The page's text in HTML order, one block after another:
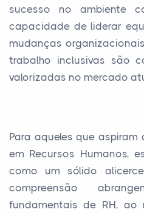
sucesso no ambiente
capacidade de liderar
mudanças
trabalho inclusivas são
valorizadas no mercado
Para aqueles que
em Recursos Humanos,
como um sólido
compreensão
fundamentais de RH,